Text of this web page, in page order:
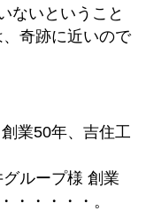
ないということ
奇跡に近いので
業50年、吉住工
ループ様 創業
・・・・。